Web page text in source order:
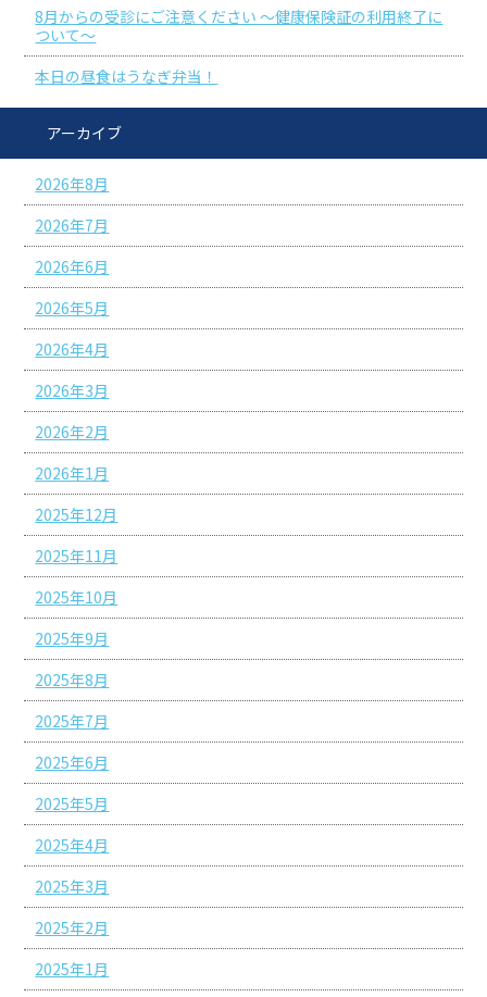
8月からの受診にご注意ください ～健康保険証の利用終了に
ついて～
本日の昼食はうなぎ弁当！
アーカイブ
2026年8月
2026年7月
2026年6月
2026年5月
2026年4月
2026年3月
2026年2月
2026年1月
2025年12月
2025年11月
2025年10月
2025年9月
2025年8月
2025年7月
2025年6月
2025年5月
2025年4月
2025年3月
2025年2月
2025年1月